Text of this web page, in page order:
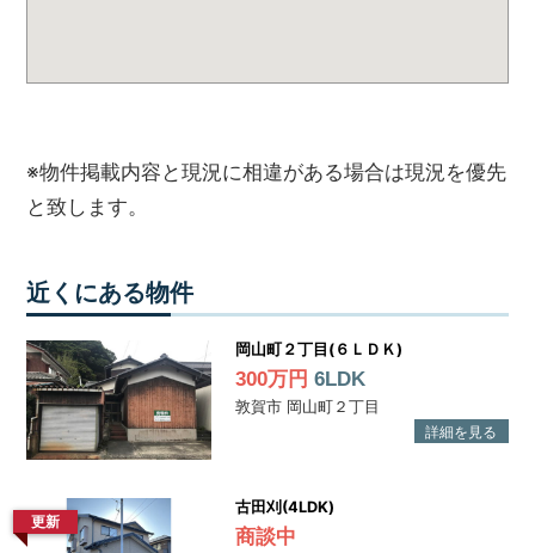
※物件掲載内容と現況に相違がある場合は現況を優先
と致します。
近くにある物件
岡山町２丁目(６ＬＤＫ)
300万円 6LDK
敦賀市 岡山町２丁目
更新
古田刈(4LDK)
商談中